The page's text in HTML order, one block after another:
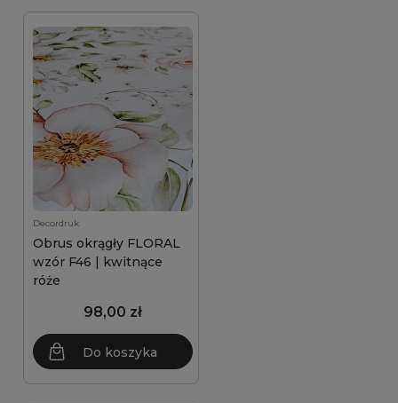
Decordruk
Obrus okrągły FLORAL
wzór F46 | kwitnące
róże
98,00 zł
Do koszyka